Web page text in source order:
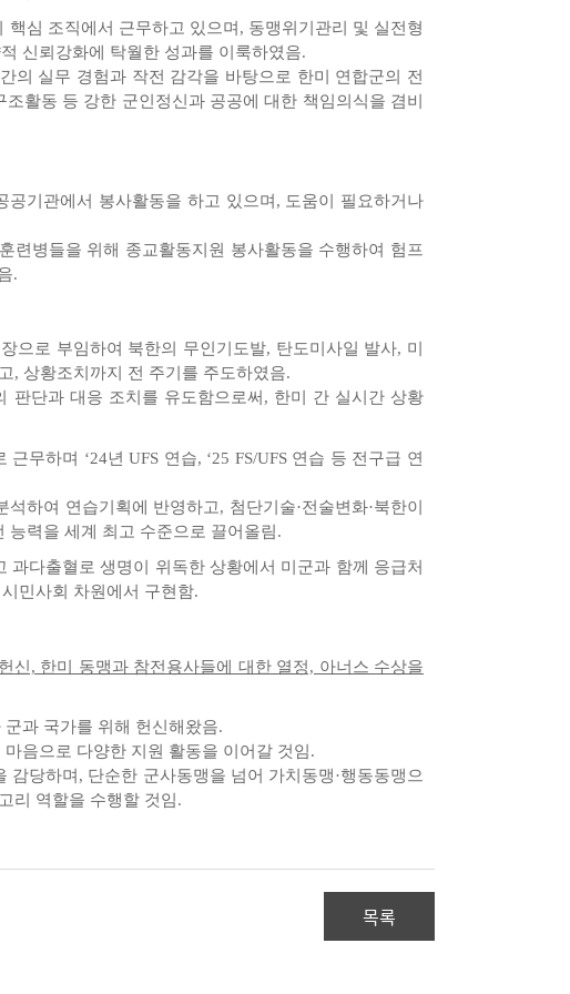
심 조직에서 근무하고 있으며, 동맹위기관리 및 실전형
신뢰강화에 탁월한 성과를 이룩하였음.
의 실무 경험과 작전 감각을 바탕으로 한미 연합군의 전
활동 등 강한 군인정신과 공공에 대한 책임의식을 겸비
공기관에서 봉사활동을 하고 있으며, 도움이 필요하거나
련병들을 위해 종교활동지원 봉사활동을 수행하여 험프
.
으로 부임하여 북한의 무인기도발, 탄도미사일 발사, 미
, 상황조치까지 전 주기를 주도하였음.
판단과 대응 조치를 유도함으로써, 한미 간 실시간 상황
무하며 ‘24년 UFS 연습, ‘25 FS/UFS 연습 등 전구급 연
하여 연습기획에 반영하고, 첨단기술·전술변화·북한이
능력을 세계 최고 수준으로 끌어올림.
과다출혈로 생명이 위독한 상황에서 미군과 함께 응급처
민사회 차원에서 구현함.
신, 한미 동맹과 참전용사들에 대한 열정, 아너스 수상을
과 국가를 위해 헌신해왔음.
음으로 다양한 지원 활동을 이어갈 것임.
당하며, 단순한 군사동맹을 넘어 가치동맹·행동동맹으
리 역할을 수행할 것임.
목록